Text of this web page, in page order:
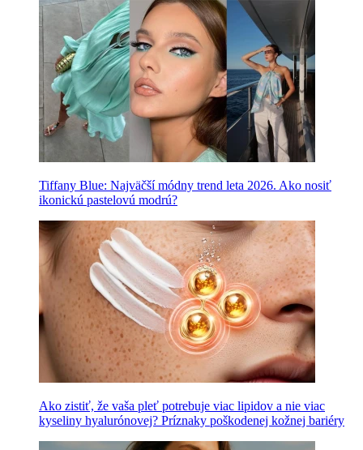
Tiffany Blue: Najväčší módny trend leta 2026. Ako nosiť
ikonickú pastelovú modrú?
Ako zistiť, že vaša pleť potrebuje viac lipidov a nie viac
kyseliny hyalurónovej? Príznaky poškodenej kožnej bariéry